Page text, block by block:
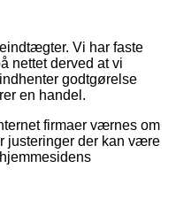
Vi har faste
nettet derved at vi
godtgørelse
en handel.
firmaer værnes om
justeringer der kan være